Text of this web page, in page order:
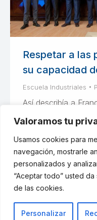
Valoramos tu
Usamos cookies para
navegación, mostrarle
personalizados y
“Aceptar todo” usted
de las cookies.
Personalizar
Respetar a las
su capacidad
Escuela Industriales
Así describía a
presidente de
Goirigolzarri, en la
ANTIGUOS